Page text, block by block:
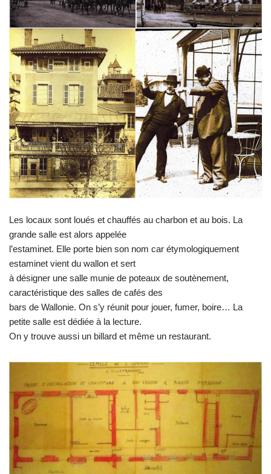
Les locaux sont loués et chauffés au charbon et au bois. La
grande salle est alors appelée
l’estaminet. Elle porte bien son nom car étymologiquement
estaminet vient du wallon et sert
à désigner une salle munie de poteaux de soutènement,
caractéristique des salles de cafés des
bars de Wallonie. On s’y réunit pour jouer, fumer, boire… La
petite salle est dédiée à la lecture.
On y trouve aussi un billard et même un restaurant.